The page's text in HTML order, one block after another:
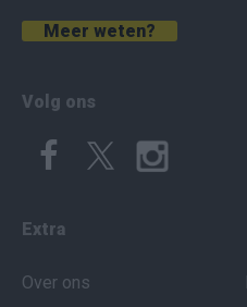
Meer weten?
Volg ons
Extra
Over ons